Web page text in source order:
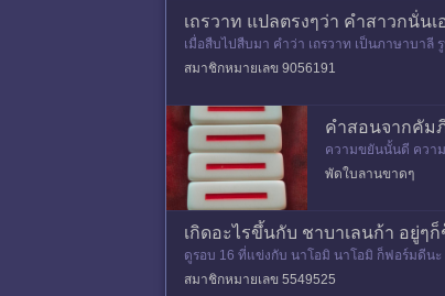
เถรวาท แปลตรงๆว่า คำสาวกนั่นเ
เมื่อสืบไปสืบมา คำว่า เถรวาท เป็นภาษาบาลี
อไม่
สมาชิกหมายเลข 9056191
คำสอนจากคัมภี
ความขยันนั้นดี ความ
าได้ ชีวิตมนุษย์ไม่ได้
พัดใบลานขาดๆ
เกิดอะไรขึ้นกับ ชาบาเลนก้า อยู่ๆ
ดูรอบ 16 ที่แข่งกับ นาโอมิ นาโอมิ ก็ฟอร์มดีน
ด้เกมส์
สมาชิกหมายเลข 5549525